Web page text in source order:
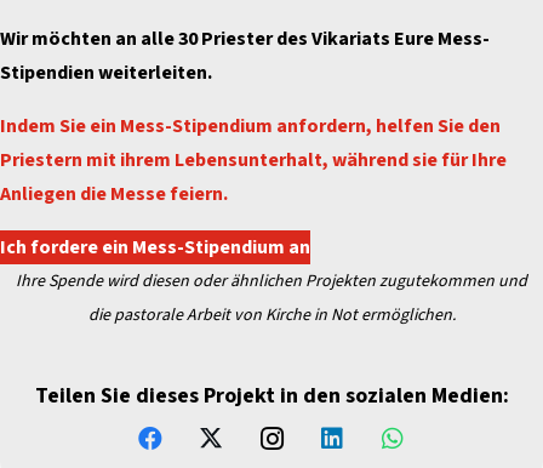
Wir möchten an alle 30 Priester des Vikariats Eure Mess-
Stipendien weiterleiten.
Indem Sie ein Mess-Stipendium anfordern, helfen Sie den
Priestern mit ihrem Lebensunterhalt, während sie für Ihre
Anliegen die Messe feiern.
Ich fordere ein Mess-Stipendium an
Ihre Spende wird diesen oder ähnlichen Projekten zugutekommen und
die pastorale Arbeit von Kirche in Not ermöglichen.
Teilen Sie dieses Projekt in den sozialen Medien: